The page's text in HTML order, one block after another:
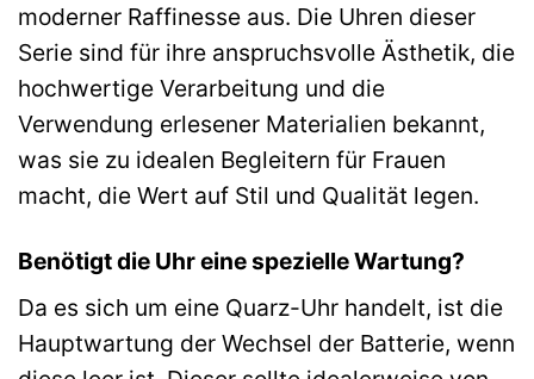
moderner Raffinesse aus. Die Uhren dieser
Serie sind für ihre anspruchsvolle Ästhetik, die
hochwertige Verarbeitung und die
Verwendung erlesener Materialien bekannt,
was sie zu idealen Begleitern für Frauen
macht, die Wert auf Stil und Qualität legen.
Benötigt die Uhr eine spezielle Wartung?
Da es sich um eine Quarz-Uhr handelt, ist die
Hauptwartung der Wechsel der Batterie, wenn